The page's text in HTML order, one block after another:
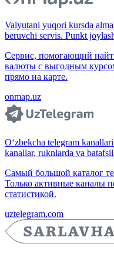
Valyutani yuqori kursda
beruvchi servis. Punkt
Сервис, помогающий
валюты с выгодным
прямо на карте.
onmap.uz
O‘zbekcha telegram
kanallar, ruknlarda va
Самый большой каталог
Только активные каналы
статистикой.
uztelegram.com